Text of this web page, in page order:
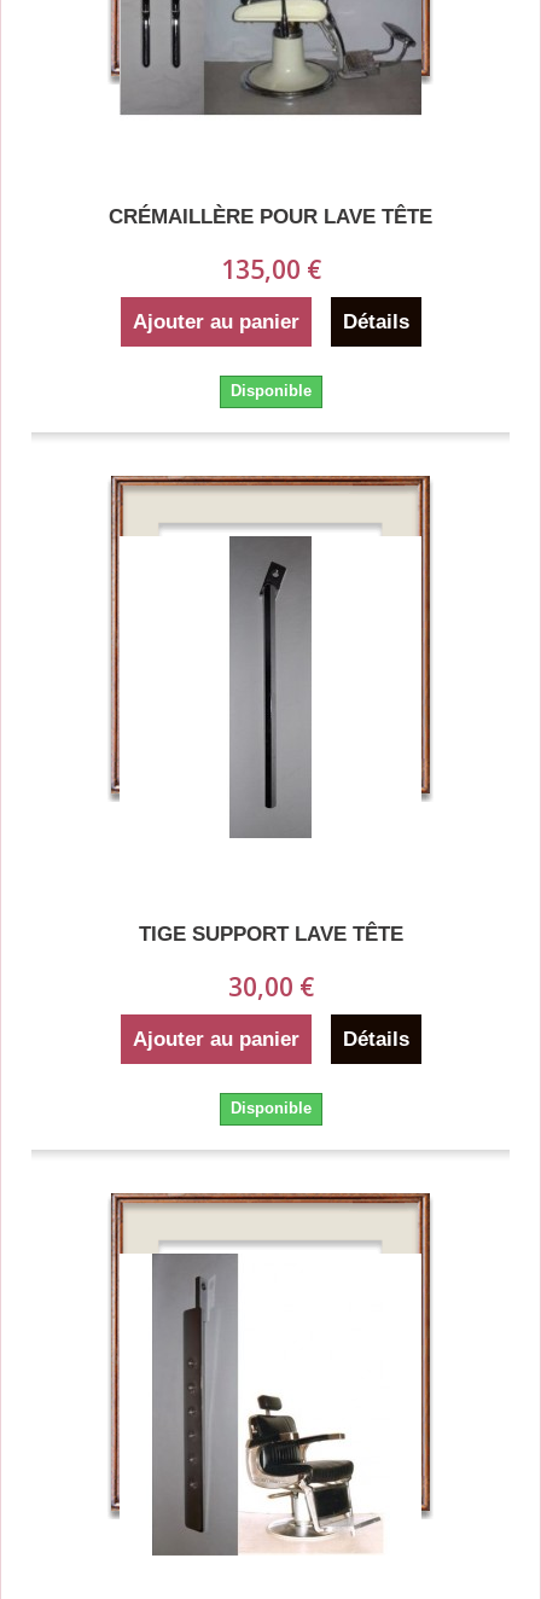
CRÉMAILLÈRE POUR LAVE TÊTE
135,00 €
Ajouter au panier Détails
Disponible
TIGE SUPPORT LAVE TÊTE
30,00 €
Ajouter au panier Détails
Disponible